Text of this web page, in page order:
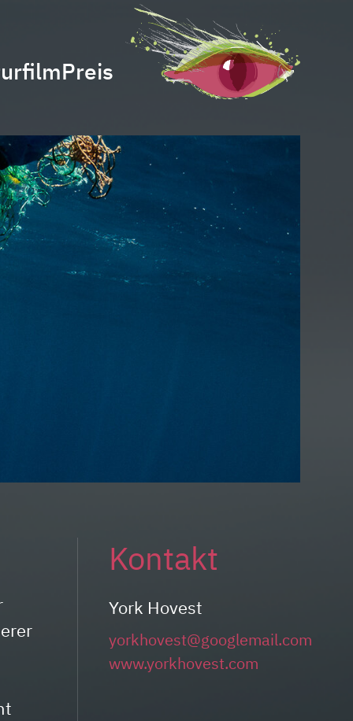
Kontakt
York Hovest
yorkhovest@googlemail.com
www.yorkhovest.com